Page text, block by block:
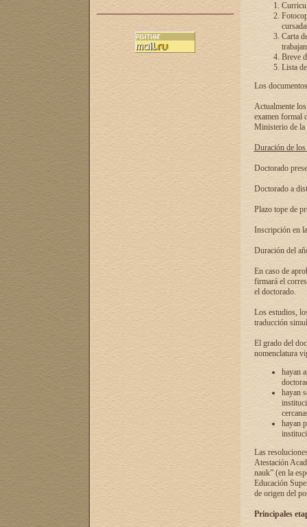
Carta
Breve
Lista
Los
Actualmente
examen formal
Ministerio de la
Duración de
Doctorado
Doctorado a
Plazo tope de
Inscripción en
Duración del
En caso de
firmará el
el doctorado.
Los estudios,
traducción
El grado del
nomenclatura
hayan
hayan
hayan
Las
Atestación
nauk” (en la
Educación
de origen del
Principales